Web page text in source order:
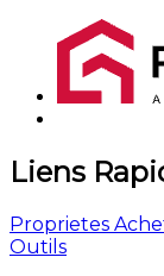
Liens
Proprietes
Outils